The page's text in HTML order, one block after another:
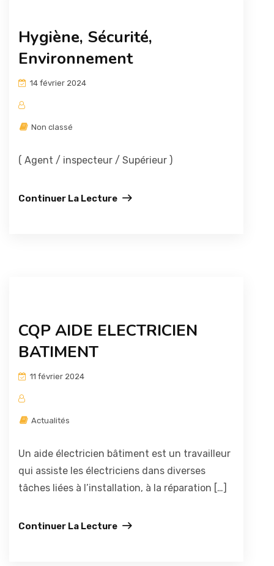
Hygiène, Sécurité,
Environnement
14 février 2024
Non classé
( Agent / inspecteur / Supérieur )
Continuer La Lecture
CQP AIDE ELECTRICIEN
BATIMENT
11 février 2024
Actualités
Un aide électricien bâtiment est un travailleur
qui assiste les électriciens dans diverses
tâches liées à l’installation, à la réparation […]
Continuer La Lecture